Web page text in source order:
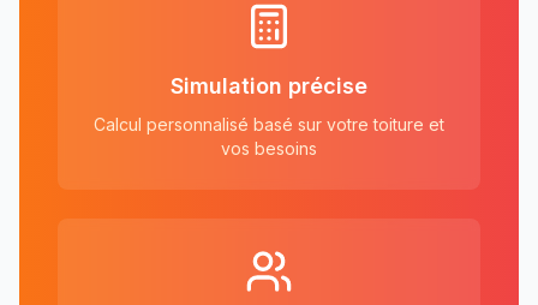
Simulation précise
Calcul personnalisé basé sur votre toiture et
vos besoins